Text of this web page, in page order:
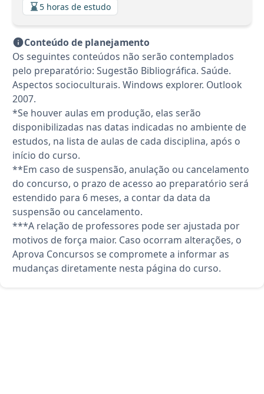
5 horas de estudo
Conteúdo de planejamento
Os seguintes conteúdos não serão contemplados
pelo preparatório: Sugestão Bibliográfica. Saúde.
Aspectos socioculturais. Windows explorer. Outlook
2007.
*Se houver aulas em produção, elas serão
disponibilizadas nas datas indicadas no ambiente de
estudos, na lista de aulas de cada disciplina, após o
início do curso.
**Em caso de suspensão, anulação ou cancelamento
do concurso, o prazo de acesso ao preparatório será
estendido para 6 meses, a contar da data da
suspensão ou cancelamento.
***A relação de professores pode ser ajustada por
motivos de força maior. Caso ocorram alterações, o
Aprova Concursos se compromete a informar as
mudanças diretamente nesta página do curso.